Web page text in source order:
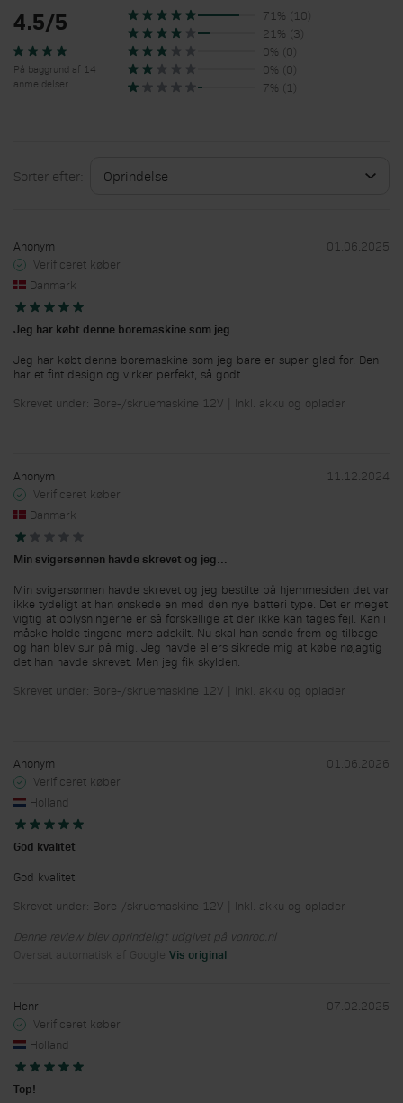
4.5/5
På baggrund af 14
anmeldelser
71% (10)
21% (3)
0% (0)
0% (0)
7% (1)
Sorter efter:
Anonym
Verificeret køber
Danmark
01.06.2025
Jeg har købt denne boremaskine som jeg…
Jeg har købt denne boremaskine som jeg bare er super glad for. Den
har et fint design og virker perfekt, så godt.
Skrevet under: Bore-/skruemaskine 12V | Inkl. akku og oplader
Anonym
Verificeret køber
Danmark
11.12.2024
Min svigersønnen havde skrevet og jeg…
Min svigersønnen havde skrevet og jeg bestilte på hjemmesiden det var
ikke tydeligt at han ønskede en med den nye batteri type. Det er meget
vigtig at oplysningerne er så forskellige at der ikke kan tages fejl. Kan i
måske holde tingene mere adskilt. Nu skal han sende frem og tilbage
og han blev sur på mig. Jeg havde ellers sikrede mig at købe nøjagtig
det han havde skrevet. Men jeg fik skylden.
Skrevet under: Bore-/skruemaskine 12V | Inkl. akku og oplader
Anonym
Verificeret køber
Holland
01.06.2026
God kvalitet
God kvalitet
Skrevet under: Bore-/skruemaskine 12V | Inkl. akku og oplader
Denne review blev oprindeligt udgivet på vonroc.nl
Oversat automatisk af Google Vis original
Henri
Verificeret køber
Holland
07.02.2025
Top!